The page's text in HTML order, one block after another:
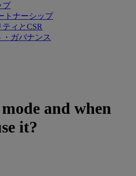
プ
トナーシップ
ィとCSR
ガバナンス
and when
it?